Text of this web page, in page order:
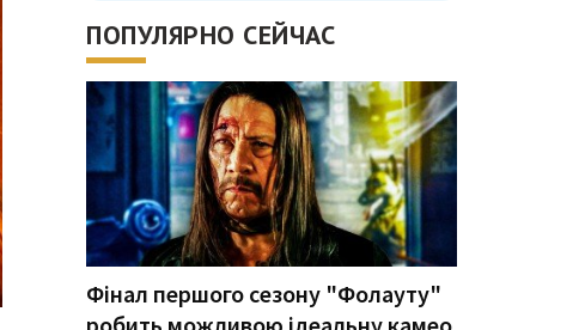
ПОПУЛЯРНО СЕЙЧАС
Фінал першого сезону "Фолауту"